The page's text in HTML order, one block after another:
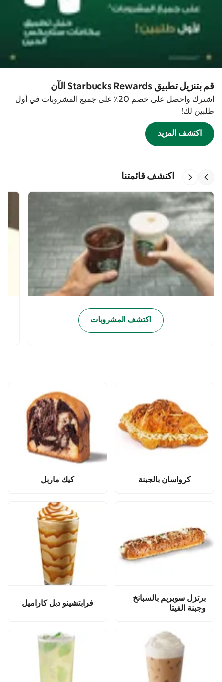
قم بتنزيل تطبيق Starbucks Rewards الآن
اشترك واحصل على خصم 20٪ على جميع المشروبات في أول
طلبين لك!
اكتشف المزيد
اكتشف قائمتنا
اكتشف المشروبات
كرواسان بالجبنة كيك ماربل
برتزل سوبريم بالسبانخ
وجبنة الفيتا
فرابتشينو دبل كاراميل